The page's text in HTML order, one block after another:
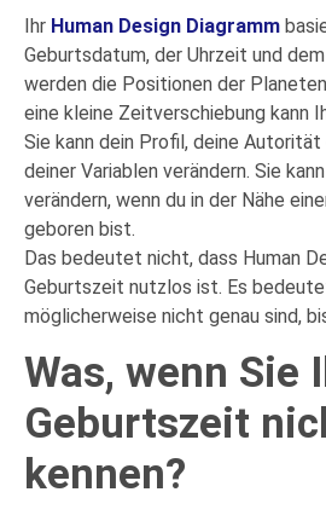
Ihr Human Design Diagramm
Geburtsdatum, der Uhrzeit und
werden die Positionen der
eine kleine Zeitverschiebung kann
Sie kann dein Profil, deine
deiner Variablen verändern. Sie
verändern, wenn du in der Nähe
geboren bist.
Das bedeutet nicht, dass Human
Geburtszeit nutzlos ist. Es
möglicherweise nicht genau sind,
Was, wenn Sie
Geburtszeit
kennen?